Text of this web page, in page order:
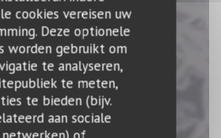
cookies vereisen uw
Deze optionele
worden gebruikt om
te analyseren,
te meten,
te bieden (bijv.
aan sociale